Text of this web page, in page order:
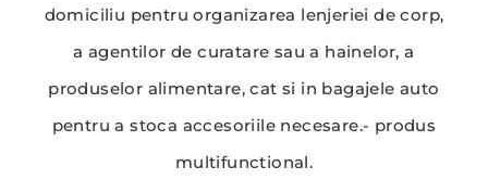
domiciliu pentru organizarea lenjeriei de corp,
a agentilor de curatare sau a hainelor, a
produselor alimentare, cat si in bagajele auto
pentru a stoca accesoriile necesare.- produs
multifunctional.